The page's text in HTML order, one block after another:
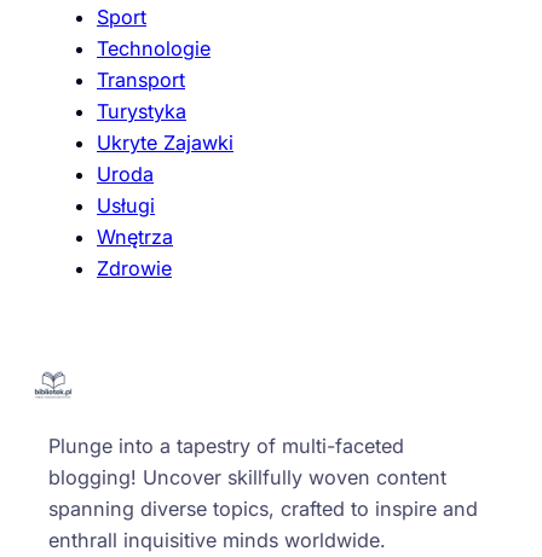
Sport
Technologie
Transport
Turystyka
Ukryte Zajawki
Uroda
Usługi
Wnętrza
Zdrowie
Plunge into a tapestry of multi-faceted
blogging! Uncover skillfully woven content
spanning diverse topics, crafted to inspire and
enthrall inquisitive minds worldwide.